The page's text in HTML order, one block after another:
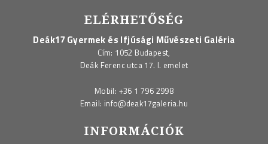
ELÉRHETŐSÉG
Deák17 Gyermek és Ifjúsági Művészeti Galéria
Cím: 1052 Budapest,
Deák Ferenc utca 17. I. emelet
Mobil: +36 1 796 2998
Email: info@deak17galeria.hu
INFORMÁCIÓK